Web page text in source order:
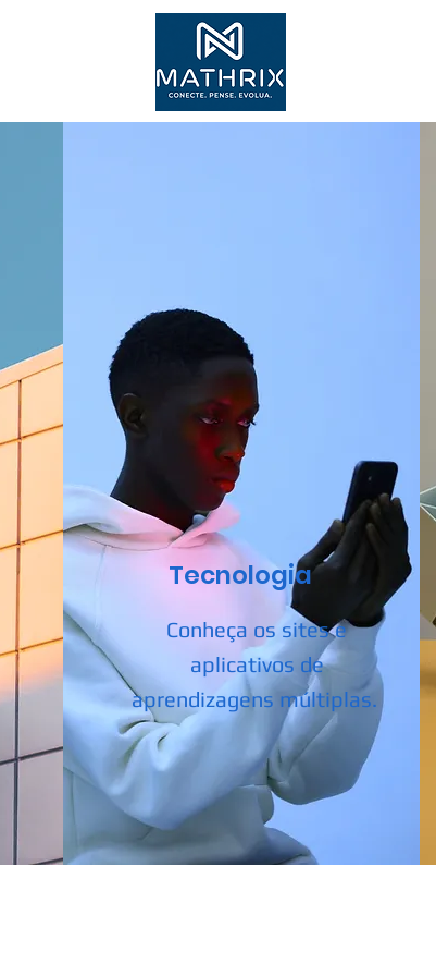
Tecnologia
Conheça os sites e
aplicativos de
aprendizagens múltiplas.